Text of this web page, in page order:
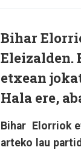
Bihar
Eleizalden.
etxean
Hala ere,
Bihar Elorriok
arteko lau